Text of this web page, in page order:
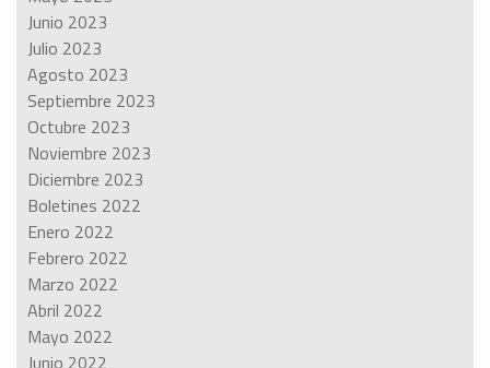
Junio 2023
Julio 2023
Agosto 2023
Septiembre 2023
Octubre 2023
Noviembre 2023
Diciembre 2023
Boletines 2022
Enero 2022
Febrero 2022
Marzo 2022
Abril 2022
Mayo 2022
Junio 2022